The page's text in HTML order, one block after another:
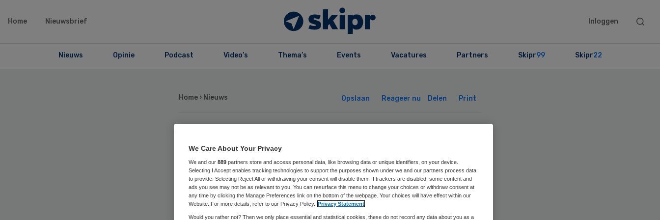
Home Nieuwsbrief Inloggen
Search
Nieuws Opinie Podcast Video’s Thema’s Events Vacatures Partners Skipr99 Skipr22
Home › Nieuws Opslaan Reageer nu Delen Print
Experiment: thuiszorg
voor dementerenden
We Care About Your Privacy
We and our 889 partners store and access personal data, like browsing data or unique identifiers, on your device.
Selecting I Accept enables tracking technologies to support the purposes shown under we and our partners process data
to provide. Selecting Reject All or withdrawing your consent will disable them. If trackers are disabled, some content and
ads you see may not be as relevant to you. You can resurface this menu to change your choices or withdraw consent at
any time by clicking the Manage Preferences link on the bottom of the webpage. Your choices will have effect within our
Website. For more details, refer to our Privacy Policy. Privacy Statement
Would you rather not? Then we only place essential and statistical cookies, these do not record any data about you as a